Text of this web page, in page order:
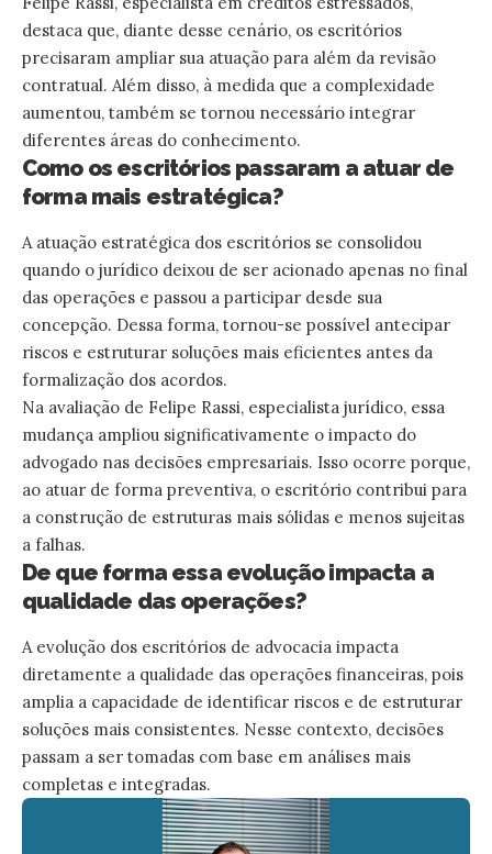
destaca que, diante desse cenário, os escritórios
precisaram ampliar sua atuação para além da revisão
contratual. Além disso, à medida que a complexidade
aumentou, também se tornou necessário integrar
diferentes áreas do conhecimento.
Como os escritórios passaram a atuar de
forma mais estratégica?
A atuação estratégica dos escritórios se consolidou
quando o jurídico deixou de ser acionado apenas no final
das operações e passou a participar desde sua
concepção. Dessa forma, tornou-se possível antecipar
riscos e estruturar soluções mais eficientes antes da
formalização dos acordos.
Na avaliação de Felipe Rassi, especialista jurídico, essa
mudança ampliou significativamente o impacto do
advogado nas decisões empresariais. Isso ocorre porque,
ao atuar de forma preventiva, o escritório contribui para
a construção de estruturas mais sólidas e menos sujeitas
a falhas.
De que forma essa evolução impacta a
qualidade das operações?
A evolução dos escritórios de advocacia impacta
diretamente a qualidade das operações financeiras, pois
amplia a capacidade de identificar riscos e de estruturar
soluções mais consistentes. Nesse contexto, decisões
passam a ser tomadas com base em análises mais
completas e integradas.